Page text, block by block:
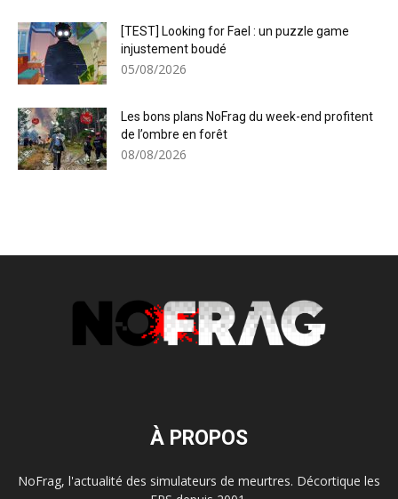
[TEST] Looking for Fael : un puzzle game
injustement boudé
05/08/2026
Les bons plans NoFrag du week-end profitent
de l’ombre en forêt
08/08/2026
À PROPOS
NoFrag, l'actualité des simulateurs de meurtres. Décortique les